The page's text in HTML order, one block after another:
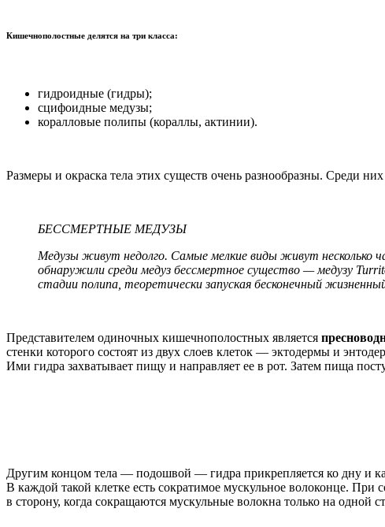
Кишечнополостные делятся на три класса:
гидроидные (гидры);
сцифоидные медузы;
коралловые полипы (кораллы, актинии).
Размеры и окраска тела этих существ очень разнообразны. Среди
БЕССМЕРТНЫЕ МЕДУЗЫ
Медузы живут недолго. Самые мелкие виды живут несколько
обнаружили среди медуз бессмертное существо — медузу
стадии полипа, теоретически запуская бесконечный
Представителем одиночных кишечнополостных является
стенки которого состоят из двух слоев клеток — эктодермы и
Ими гидра захватывает пищу и направляет ее в рот. Затем пища
Другим концом тела — подошвой — гидра прикрепляется ко дну и
В каждой такой клетке есть сократимое мускульное волоконце.
в сторону, когда сокращаются мускульные волокна только на одной